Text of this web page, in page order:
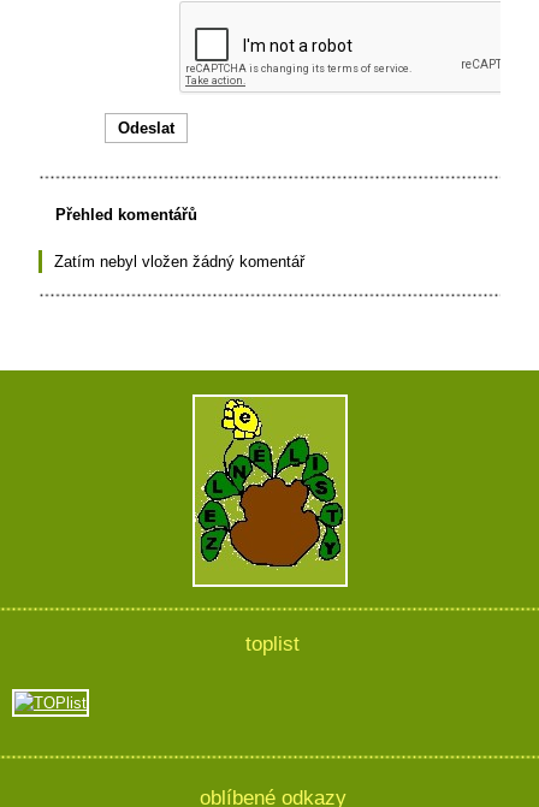
Přehled komentářů
Zatím nebyl vložen žádný komentář
toplist
oblíbené odkazy